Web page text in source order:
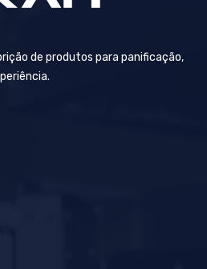
de produtos para panificação,